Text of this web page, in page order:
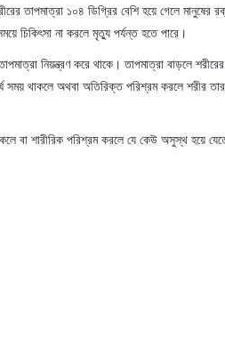
তাপমাত্রা ১০৪ ডিগ্রির বেশি হয়ে গেলে
চিকিৎসা না করলে মৃত্যু পর্যন্ত হতে পারে।
নিয়ন্ত্রণ করে থাকে। তাপমাত্রা বাড়লে
সময় থাকলে অথবা অতিরিক্ত পরিশ্রম করলে শরীর তার
বা শারীরিক পরিশ্রম করলে যে কেউ অসুস্থ হয়ে